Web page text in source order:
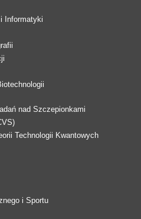
Informatyki
nad Szczepionkami
Technologii Kwantowych
i Sportu